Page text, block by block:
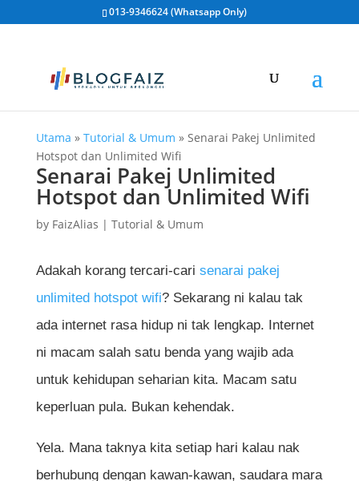
013-9346624 (Whatsapp Only)
Utama » Tutorial & Umum » Senarai Pakej Unlimited
Hotspot dan Unlimited Wifi
Senarai Pakej Unlimited
Hotspot dan Unlimited Wifi
by FaizAlias | Tutorial & Umum
Adakah korang tercari-cari senarai pakej
unlimited hotspot wifi? Sekarang ni kalau tak
ada internet rasa hidup ni tak lengkap. Internet
ni macam salah satu benda yang wajib ada
untuk kehidupan seharian kita. Macam satu
keperluan pula. Bukan kehendak.
Yela. Mana taknya kita setiap hari kalau nak
berhubung dengan kawan-kawan, saudara mara